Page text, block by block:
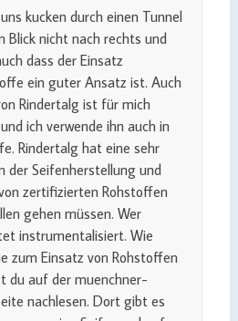
kucken durch einen Tunnel
Blick nicht nach rechts und
dass der Einsatz
ein guter Ansatz ist. Auch
Rindertalg ist für mich
ich verwende ihn auch in
Rindertalg hat eine sehr
der Seifenherstellung und
zertifizierten Rohstoffen
gehen müssen. Wer
instrumentalisiert. Wie
zum Einsatz von Rohstoffen
du auf der muenchner-
nachlesen. Dort gibt es